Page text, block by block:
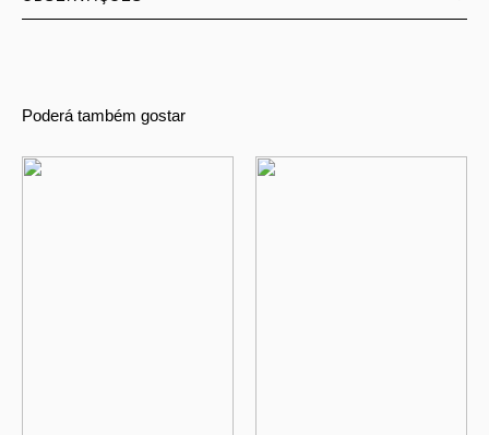
Poderá também gostar